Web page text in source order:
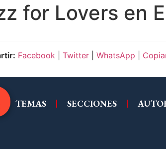
for Lovers en
Facebook Twitter WhatsApp
TEMAS SECCIONES